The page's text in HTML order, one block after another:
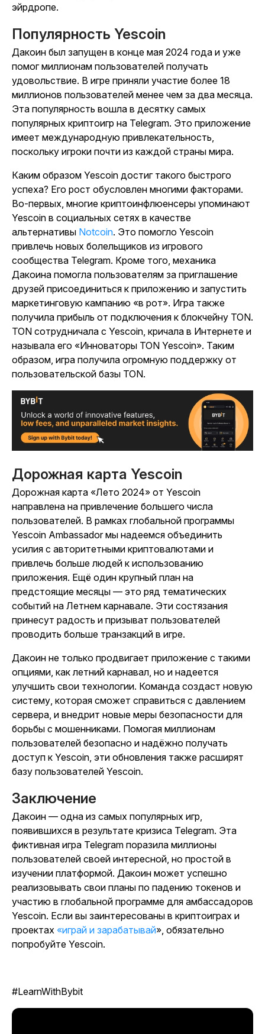
эйрдропе.
Популярность Yescoin
Дакоин был запущен в конце мая 2024 года и уже
помог миллионам пользователей получать
удовольствие. В игре приняли участие более 18
миллионов пользователей менее чем за два месяца.
Эта популярность вошла в десятку самых
популярных криптоигр на Telegram. Это приложение
имеет международную привлекательность,
поскольку игроки почти из каждой страны мира.
Каким образом Yescoin достиг такого быстрого
успеха? Его рост обусловлен многими факторами.
Во-первых, многие криптоинфлюенсеры упоминают
Yescoin в социальных сетях в качестве
альтернативы Notcoin. Это помогло Yescoin
привлечь новых болельщиков из игрового
сообщества Telegram. Кроме того, механика
Дакоина помогла пользователям за приглашение
друзей присоединиться к приложению и запустить
маркетинговую кампанию «в рот». Игра также
получила прибыль от подключения к блокчейну TON.
TON сотрудничала с Yescoin, кричала в Интернете и
называла его «Инноваторы TON Yescoin». Таким
образом, игра получила огромную поддержку от
пользовательской базы TON.
Дорожная карта Yescoin
Дорожная карта «Лето 2024» от Yescoin
направлена на привлечение большего числа
пользователей. В рамках глобальной программы
Yescoin Ambassadorмы надеемся объединить
усилия с авторитетными криптовалютами и
привлечь больше людей к использованию
приложения. Ещё один крупный план на
предстоящие месяцы — это ряд тематических
событий на Летнем карнавале. Эти состязания
принесут радость и призыват пользователей
проводить больше транзакций в игре.
Дакоин не только продвигает приложение с такими
опциями, как летний карнавал, но и надеется
улучшить свои технологии. Команда создаст новую
систему, которая сможет справиться с давлением
сервера, и внедрит новые меры безопасности для
борьбы с мошенниками. Помогая миллионам
пользователей безопасно и надёжно получать
доступ к Yescoin, эти обновления также расширят
базу пользователей Yescoin.
Заключение
Дакоин — одна из самых популярных игр,
появившихся в результате кризиса Telegram. Эта
фиктивная игра Telegram поразила миллионы
пользователей своей интересной, но простой в
изучении платформой. Дакоин может успешно
реализовывать свои планы по падению токенов и
участию в глобальной программе для амбассадоров
Yescoin. Если вы заинтересованы в криптоиграх и
проектах «играй и зарабатывай», обязательно
попробуйте Yescoin.
#LearnWithBybit